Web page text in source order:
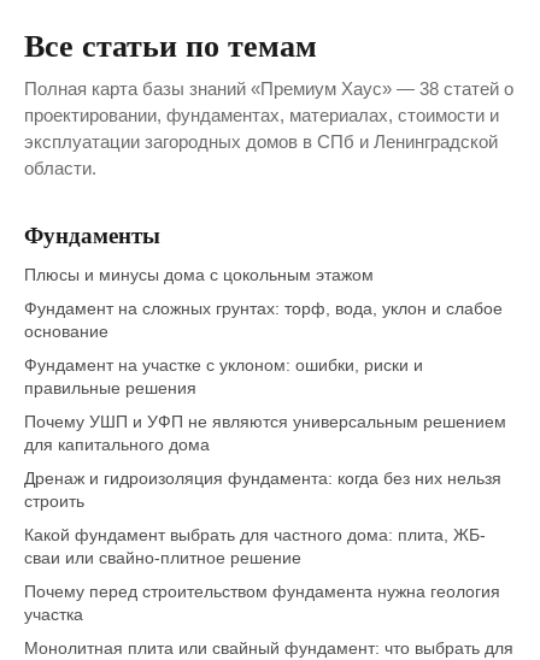
Все статьи по темам
Полная карта базы знаний «Премиум Хаус» — 38 статей о
проектировании, фундаментах, материалах, стоимости и
эксплуатации загородных домов в СПб и Ленинградской
области.
Фундаменты
Плюсы и минусы дома с цокольным этажом
Фундамент на сложных грунтах: торф, вода, уклон и слабое
основание
Фундамент на участке с уклоном: ошибки, риски и
правильные решения
Почему УШП и УФП не являются универсальным решением
для капитального дома
Дренаж и гидроизоляция фундамента: когда без них нельзя
строить
Какой фундамент выбрать для частного дома: плита, ЖБ-
сваи или свайно-плитное решение
Почему перед строительством фундамента нужна геология
участка
Монолитная плита или свайный фундамент: что выбрать для